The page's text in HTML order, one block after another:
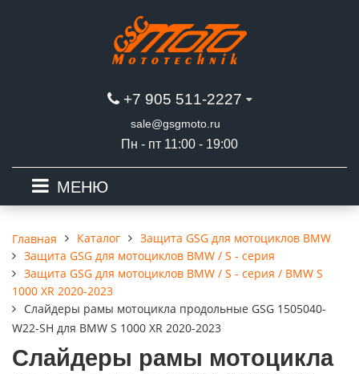
+7 905 511-2227
sale@gsgmoto.ru
Пн - пт 11:00 - 19:00
МЕНЮ
Главная Каталог
Защита GSG для мотоциклов BMW
Защита GSG для мотоциклов BMW / S - серия
Защита GSG для мотоциклов BMW / S - серия / BMW S
1000 XR 2020-2023
Слайдеры рамы мотоцикла продольные GSG 1505040-
W22-SH для BMW S 1000 XR 2020-2023
Слайдеры рамы мотоцикла